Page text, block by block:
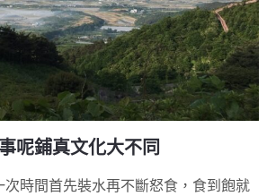
呢鋪真文化大不同
次時間首先裝水再不斷怒食，食到飽就